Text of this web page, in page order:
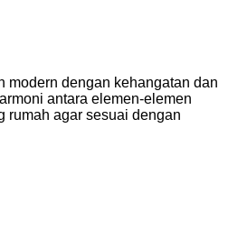
modern dengan kehangatan dan
antara elemen-elemen
rumah agar sesuai dengan